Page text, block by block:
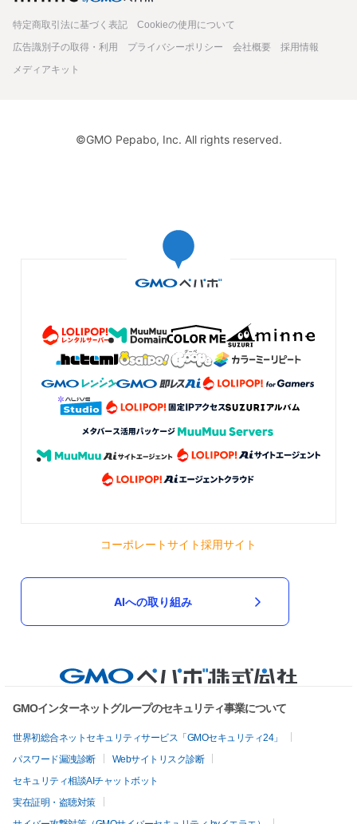
特定商取引法に基づく表記
Cookieの使用について
広告識別子の取得・利用
プライバシーポリシー 会社概要
採用情報
メディアキット
©GMO Pepabo, Inc. All rights reserved.
コーポレートサイト採用サイト
AIへの取り組み
GMOインターネットグループのセキュリティ事業について
世界初総合ネットセキュリティサービス「GMOセキュリティ24」
パスワード漏洩診断
Webサイトリスク診断
セキュリティ相談AIチャットボット
実在証明・盗聴対策